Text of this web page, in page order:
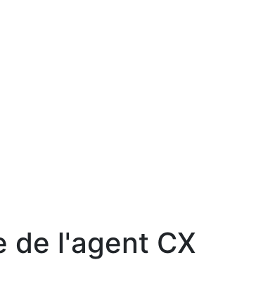
de l'agent CX